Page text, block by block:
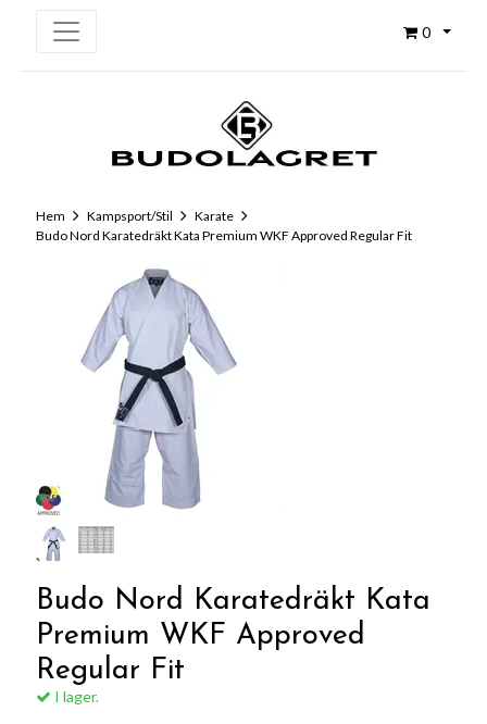
0
Hem Kampsport/Stil
Karate
Budo Nord Karatedräkt Kata Premium WKF Approved Regular Fit
Budo Nord Karatedräkt Kata
Premium WKF Approved
Regular Fit
I lager.